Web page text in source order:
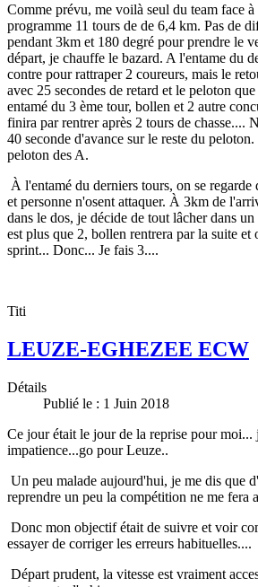
Comme prévu, me voilà seul du team face
programme 11 tours de de 6,4 km. Pas de
pendant 3km et 180 degré pour prendre le
départ, je chauffe le bazard. A l'entame du
contre pour rattraper 2 coureurs, mais le
avec 25 secondes de retard et le peloton
entamé du 3 ème tour, bollen et 2 autre
finira par rentrer après 2 tours de chasse....
40 seconde d'avance sur le reste du
peloton des A.
À l'entamé du derniers tours, on se regarde
et personne n'osent attaquer. À 3km de
dans le dos, je décide de tout lâcher dans
est plus que 2, bollen rentrera par la suite et
sprint... Donc... Je fais 3....
Titi
LEUZE-EGHEZEE ECW
Détails
Publié le : 1 Juin 2018
Ce jour était le jour de la reprise pour moi...
impatience...go pour Leuze..
Un peu malade aujourd'hui, je me dis que
reprendre un peu la compétition ne me fera
Donc mon objectif était de suivre et voir
essayer de corriger les erreurs habituelles....
Départ prudent, la vitesse est vraiment